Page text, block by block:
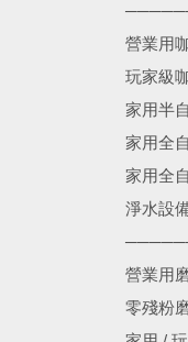
營業用
玩家級
家用半
家用全
家用全
淨水設
營業用
零殘粉